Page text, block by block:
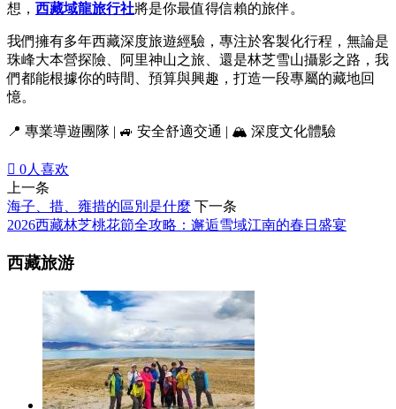
想， 西藏域龍旅行社將是你最值得信賴的旅伴。
我們擁有多年西藏深度旅遊經驗，專注於客製化行程，無論是
珠峰大本營探險、阿里神山之旅、還是林芝雪山攝影之路，我
們都能根據你的時間、預算與興趣，打造一段專屬的藏地回
憶。
📍 專業導遊團隊 | 🚙 安全舒適交通 | 🏔 深度文化體驗
 0人喜欢
上一条
海子、措、雍措的區別是什麼 下一条
2026西藏林芝桃花節全攻略：邂逅雪域江南的春日盛宴
西藏旅游